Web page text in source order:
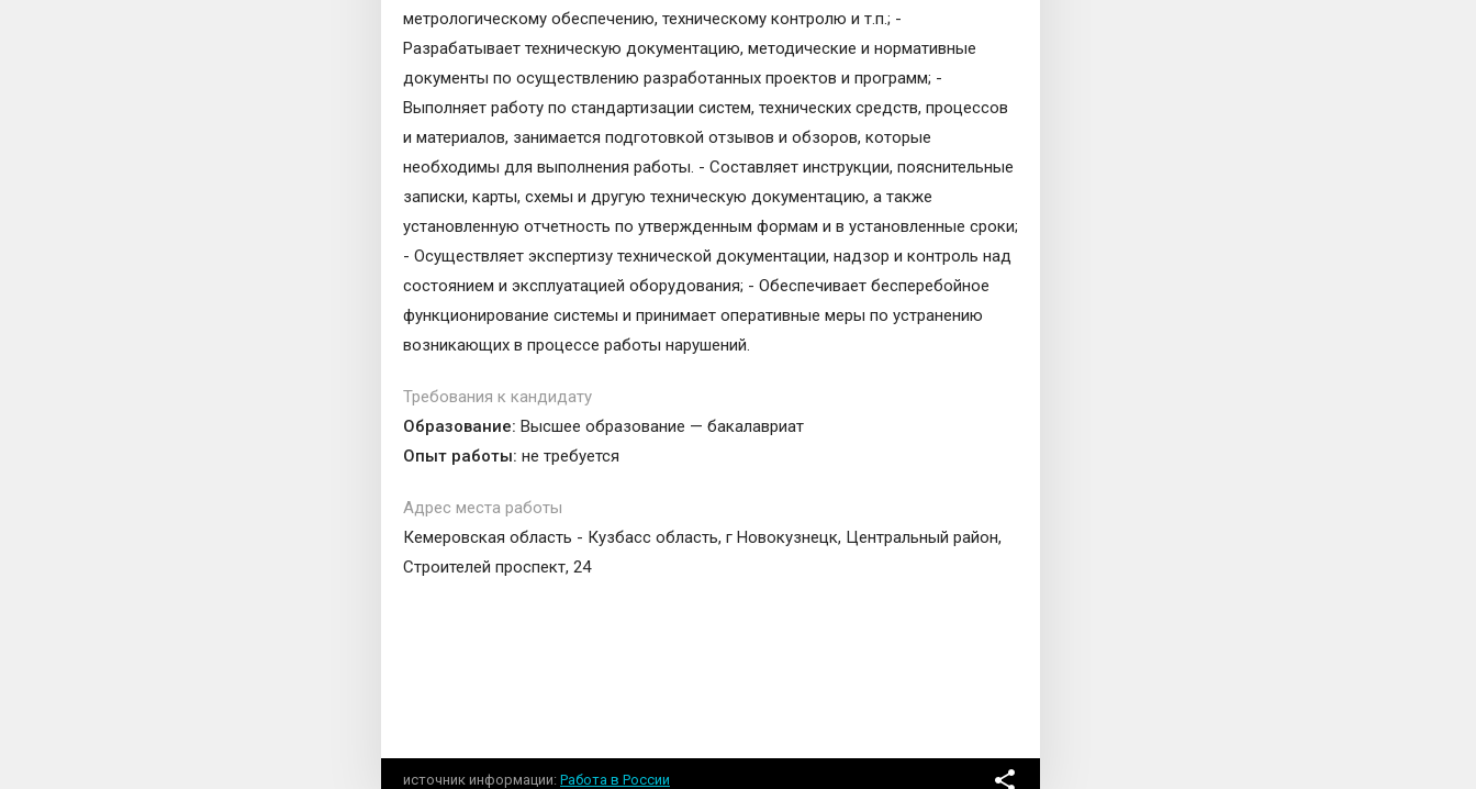
метрологическому обеспечению, техническому контролю и т.п.; -
Разрабатывает техническую документацию, методические и нормативные
документы по осуществлению разработанных проектов и программ; -
Выполняет работу по стандартизации систем, технических средств, процессов
и материалов, занимается подготовкой отзывов и обзоров, которые
необходимы для выполнения работы. - Составляет инструкции, пояснительные
записки, карты, схемы и другую техническую документацию, а также
установленную отчетность по утвержденным формам и в установленные сроки;
- Осуществляет экспертизу технической документации, надзор и контроль над
состоянием и эксплуатацией оборудования; - Обеспечивает бесперебойное
функционирование системы и принимает оперативные меры по устранению
возникающих в процессе работы нарушений.
Требования к кандидату
Образование: Высшее образование — бакалавриат
Опыт работы: не требуется
Адрес места работы
Кемеровская область - Кузбасс область, г Новокузнецк, Центральный район,
Строителей проспект, 24
источник информации Работа в России